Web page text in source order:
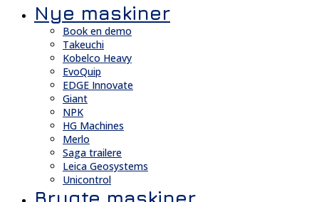
Nye maskiner
Book en demo
Takeuchi
Kobelco Heavy
EvoQuip
EDGE Innovate
Giant
NPK
HG Machines
Merlo
Saga trailere
Leica Geosystems
Unicontrol